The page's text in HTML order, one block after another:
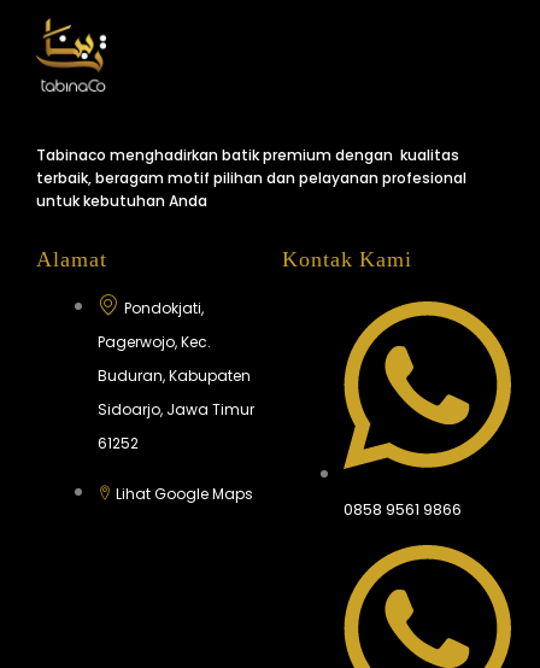
Tabinaco menghadirkan batik premium dengan kualitas
terbaik, beragam motif pilihan dan pelayanan profesional
untuk kebutuhan Anda
Alamat
Pondokjati,
Pagerwojo, Kec.
Buduran, Kabupaten
Sidoarjo, Jawa Timur
61252
Lihat Google Maps
Kontak Kami
0858 9561 9866